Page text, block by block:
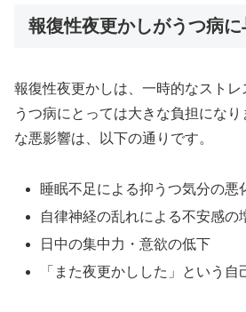
報復性夜更かしがうつ病
報復性夜更かしは、一時的なストレ
うつ病にとっては大きな負担にな
な悪影響は、以下の通りです。
睡眠不足による抑うつ気分の悪
自律神経の乱れによる不安感の
日中の集中力・意欲の低下
「また夜更かしした」という自